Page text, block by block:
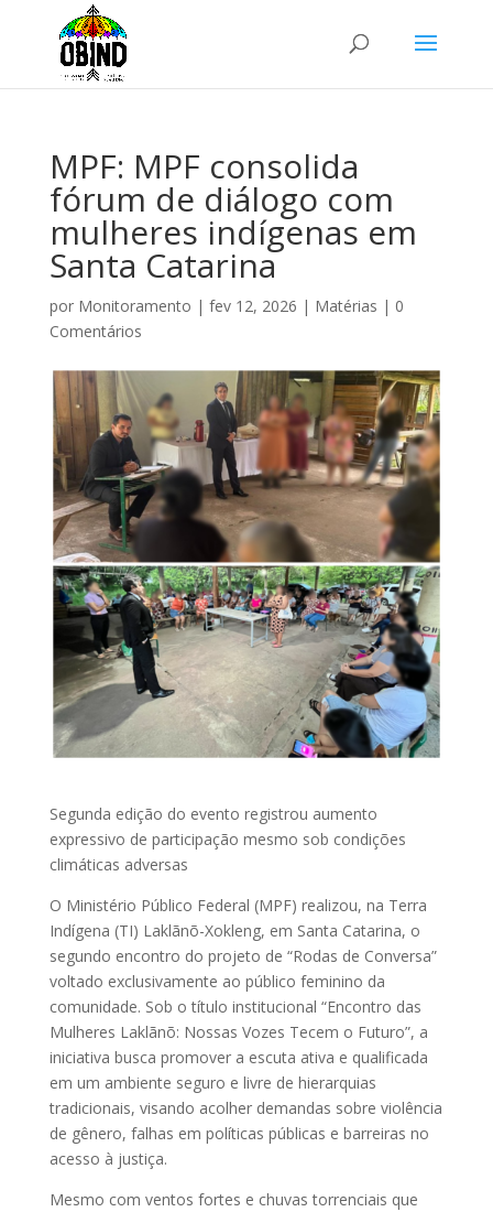
MPF: MPF consolida
fórum de diálogo com
mulheres indígenas em
Santa Catarina
por Monitoramento | fev 12, 2026 | Matérias | 0
Comentários
Segunda edição do evento registrou aumento
expressivo de participação mesmo sob condições
climáticas adversas
O Ministério Público Federal (MPF) realizou, na Terra
Indígena (TI) Laklãnõ-Xokleng, em Santa Catarina, o
segundo encontro do projeto de “Rodas de Conversa”
voltado exclusivamente ao público feminino da
comunidade. Sob o título institucional “Encontro das
Mulheres Laklãnõ: Nossas Vozes Tecem o Futuro”, a
iniciativa busca promover a escuta ativa e qualificada
em um ambiente seguro e livre de hierarquias
tradicionais, visando acolher demandas sobre violência
de gênero, falhas em políticas públicas e barreiras no
acesso à justiça.
Mesmo com ventos fortes e chuvas torrenciais que